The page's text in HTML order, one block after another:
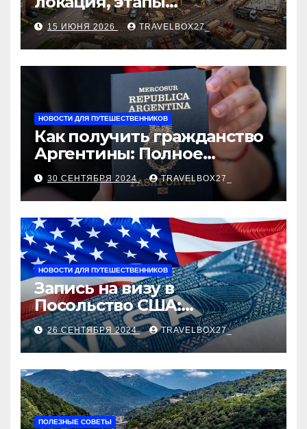
строительства, проверка
застройщика, сценарии
оформления сделки и
рыночные ориентиры
15 ИЮНЯ 2026 TRAVELBOX27_
НОВОСТИ ДЛЯ ПУТЕШЕСТВЕННИКОВ
Как получить гражданство
Аргентины: Полное
руководство
30 СЕНТЯБРЯ 2024 TRAVELBOX27_
НОВОСТИ ДЛЯ ПУТЕШЕСТВЕННИКОВ
Запись на визу в
Посольство США:
Пошаговое руководство
26 СЕНТЯБРЯ 2024 TRAVELBOX27_
ПОЛЕЗНЫЕ СОВЕТЫ